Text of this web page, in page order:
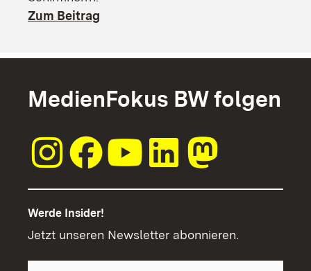
Zum Beitrag
MedienFokus BW folgen
Werde Insider!
Jetzt unseren Newsletter abonnieren.